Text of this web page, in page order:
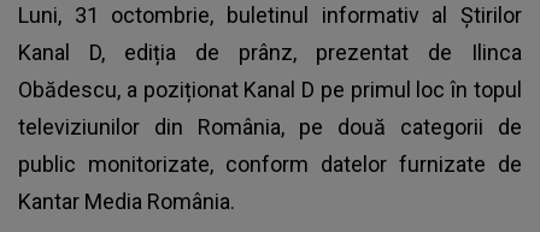
Luni, 31 octombrie, buletinul informativ al Știrilor
Kanal D, ediția de prânz, prezentat de Ilinca
Obădescu, a poziționat Kanal D pe primul loc în topul
televiziunilor din România, pe două categorii de
public monitorizate, conform datelor furnizate de
Kantar Media România.